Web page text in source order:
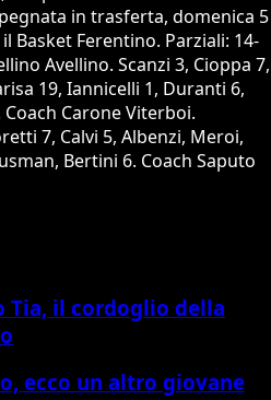
in trasferta, domenica 5
Basket Ferentino. Parziali: 14-
Avellino. Scanzi 3, Cioppa 7,
19, Iannicelli 1, Duranti 6,
Coach Carone Viterboi.
7, Calvi 5, Albenzi, Meroi,
Bertini 6. Coach Saputo
Tia, il cordoglio della
ecco un altro giovane